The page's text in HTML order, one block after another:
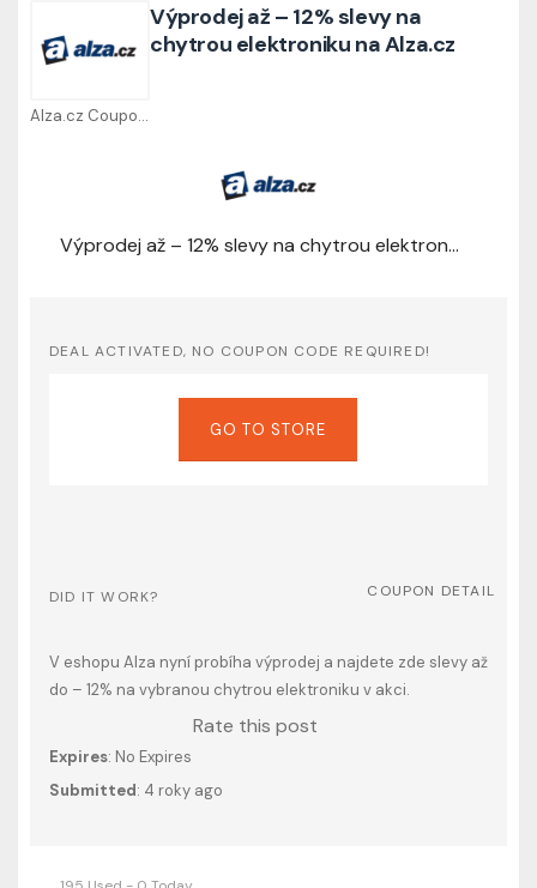
Alza.cz Coupons
Výprodej až – 12% slevy na
chytrou elektroniku na Alza.cz
Výprodej až – 12% slevy na chytrou elektroniku na Alza.cz
DEAL ACTIVATED, NO COUPON CODE REQUIRED!
GO TO STORE
DID IT WORK? COUPON DETAIL
V eshopu Alza nyní probíha výprodej a najdete zde slevy až
do – 12% na vybranou chytrou elektroniku v akci.
Rate this post
Expires: No Expires
Submitted: 4 roky ago